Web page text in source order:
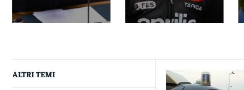
ALTRI TEMI